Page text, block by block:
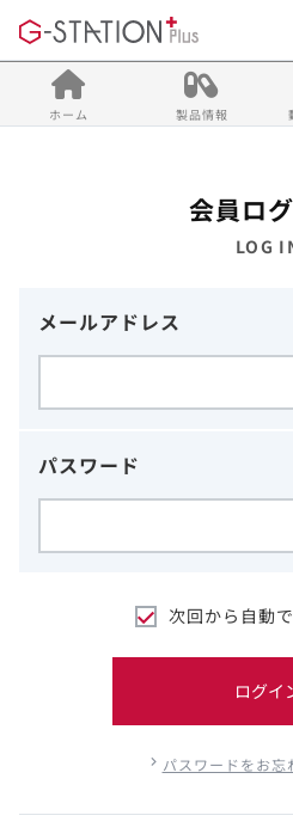
ホーム 製品情報
会員ロ
LOG
メールアドレス
パスワード
次回から自動
ログイ
パスワードをお忘